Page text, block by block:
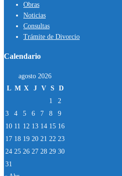
Obras
Noticias
Consultas
Trámite de Divorcio
Calendario
agosto 2026
L M X J V S D
1
2
3
4 5 6 7 8
9
10 11 12 13 14 15 16
17 18 19 20 21 22 23
24 25 26 27 28 29 30
31